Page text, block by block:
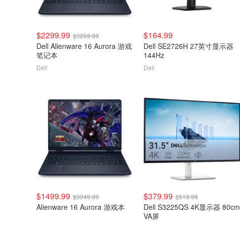
$2299.99 $3269.99
Dell Alienware 16 Aurora 游戏
笔记本
Dell
$164.99
Dell SE2726H 27英寸显示器
144Hz
Dell
$1499.99 $3049.99
Alienware 16 Aurora 游戏本
$379.99 $519.99
Dell S3225QS 4K显示器 80cm
VA屏